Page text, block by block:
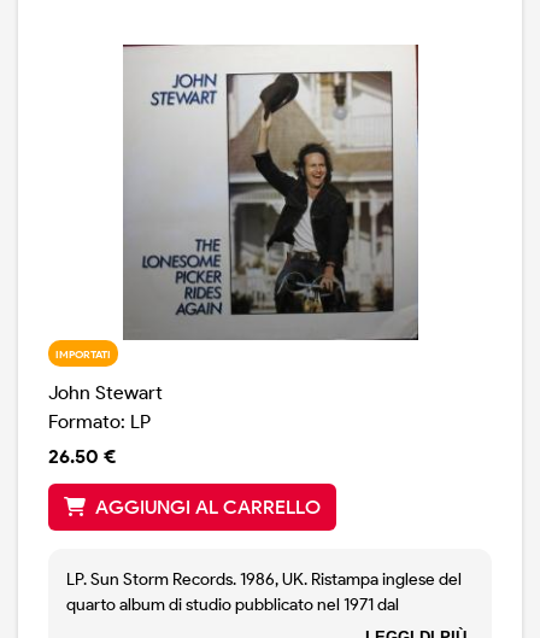
IMPORTATI
John Stewart
Formato: LP
26.50 €
AGGIUNGI AL CARRELLO
LP. Sun Storm Records. 1986, UK. Ristampa inglese del
quarto album di studio pubblicato nel 1971 dal
cantautore Americano. Contiene la bellissima